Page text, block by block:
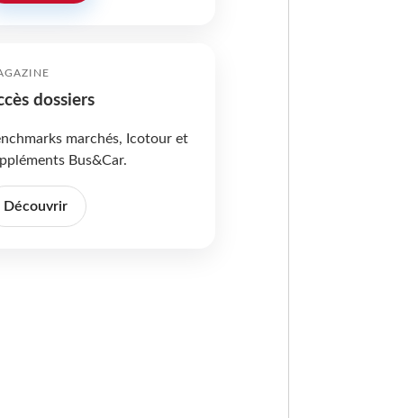
dossiers
marchés, Icotour et
Bus&Car.
Découvrir